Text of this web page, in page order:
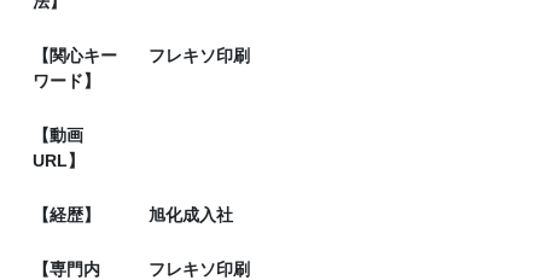
【関心キー
ワード】
フレキソ印刷
【動画
URL】
【経歴】 旭化成入社
【専門内
フレキソ印刷